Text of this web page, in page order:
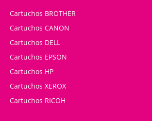
Cartuchos BROTHER
Cartuchos CANON
Cartuchos DELL
Cartuchos EPSON
Cartuchos HP
Cartuchos XEROX
Cartuchos RICOH